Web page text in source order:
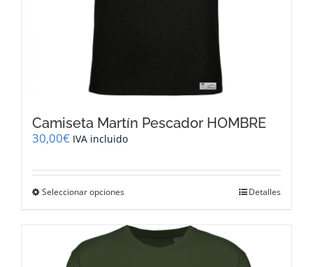
Camiseta Martín Pescador HOMBRE
30,00€ IVA incluido
Seleccionar opciones
múltiples
variantes.
Detalles